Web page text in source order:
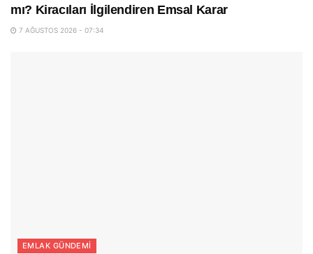
mı? Kiracıları İlgilendiren Emsal Karar
7 AĞUSTOS 2026 - 07:34
EMLAK GÜNDEMI